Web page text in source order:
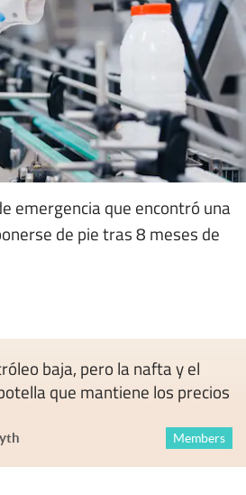
emergencia que encontró una
de pie tras 8 meses de
baja, pero la nafta y el
que mantiene los precios
Members